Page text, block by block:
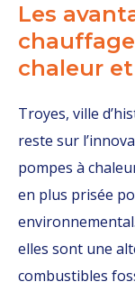
Les
chaleur
Troyes, ville
reste sur
pompes à
en plus prisée
elles sont une
combustibles